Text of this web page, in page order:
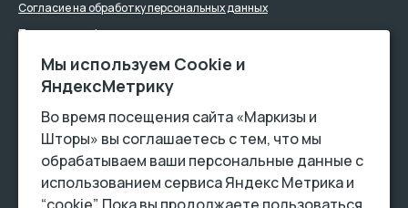
Согласие на обработку персональных данных
Политика конфиденциальности
Обращаем Ваше внимание на то, что данный интернет-сайт носит
Мы используем Сookie и
ЯндексМетрику
Во время посещения сайта «Маркизы и
Шторы» вы соглашаетесь с тем, что мы
обрабатываем ваши персональные данные с
использованием сервиса Яндекс Метрика и